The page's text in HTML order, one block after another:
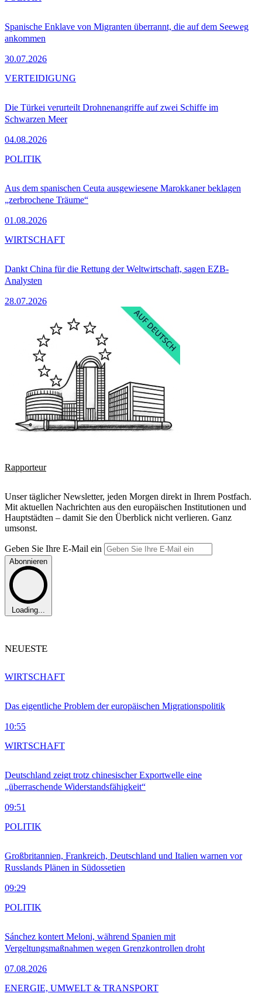
Spanische Enklave von Migranten überrannt, die auf dem Seeweg
ankommen
30.07.2026
Die Türkei verurteilt Drohnenangriffe auf zwei Schiffe im
Schwarzen Meer
04.08.2026
VERTEIDIGUNG
Aus dem spanischen Ceuta ausgewiesene Marokkaner beklagen
„zerbrochene Träume“
01.08.2026
POLITIK
Dankt China für die Rettung der Weltwirtschaft, sagen EZB-
Analysten
28.07.2026
WIRTSCHAFT
Rapporteur
Unser täglicher Newsletter, jeden Morgen direkt in Ihrem Postfach.
Mit aktuellen Nachrichten aus den europäischen Institutionen und
Hauptstädten – damit Sie den Überblick nicht verlieren. Ganz
umsonst.
Geben Sie Ihre E-Mail ein
Abonnieren
Loading...
NEUESTE
Das eigentliche Problem der europäischen Migrationspolitik
10:55
WIRTSCHAFT
Deutschland zeigt trotz chinesischer Exportwelle eine
„überraschende Widerstandsfähigkeit“
09:51
WIRTSCHAFT
Großbritannien, Frankreich, Deutschland und Italien warnen vor
Russlands Plänen in Südossetien
09:29
POLITIK
Sánchez kontert Meloni, während Spanien mit
Vergeltungsmaßnahmen wegen Grenzkontrollen droht
07.08.2026
POLITIK
ENERGIE, UMWELT & TRANSPORT